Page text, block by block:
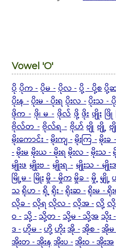
Vowel 'O'
ပိုပိုက -ပိုမ -ပိုလ -ပို့ - ပို့စပို့
ပိုးန -ပိုးမ - ပိုးရ ပိုးလ -ပိုးသ -
ဖိုက - ဖို၊ မ - ဖိုလ် ဖို့ ဖိုး ဖျိုး ဖြို
ဗိုလ်တ - ဗိုလ်ရ - ဗိုဟ် ဗျို ဗျို့ ဗ
မိုးကောင်း -မိုးကျ -မိုးကြ -မိုးခ
-မိုးမမိုးယ - မိုးရ မိုးလ -မိုးသ -
မျိုးဖ မျိုးဗ - မျိုးရ - မျိုးသ - မျို
မြို့မ -မြိုးမှို - မှိုကမှိုခ -မှို့ မျှို့
သရိုဟ -ရို့ရိုး -ရိုးဆ -ရိုးမ - ရို
လိုခ -လိုရ လိုလ -လိုအ -လို့လို
ဝ -သို့ -သို့တ -သို့မ - သို့အသိုး -
ဒ -ဟိုမ -ဟို့ဟိုးအို -အိုစ -အို
အိုးတ - အိုးနအိုးပ -အိုးဝ - အိုးအ